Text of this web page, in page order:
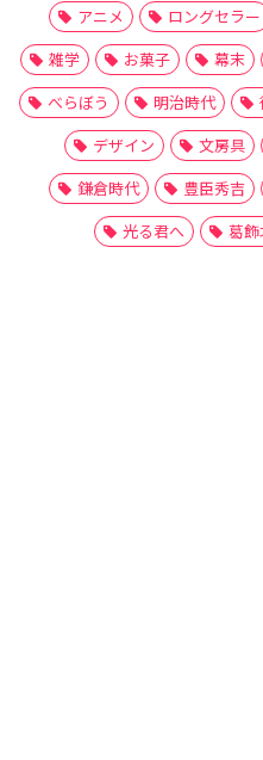
アニメ
ロングセラー
雑学
お菓子 幕末
べらぼう
明治時代
デザイン
文房具
鎌倉時代
豊臣秀吉
光る君へ
葛